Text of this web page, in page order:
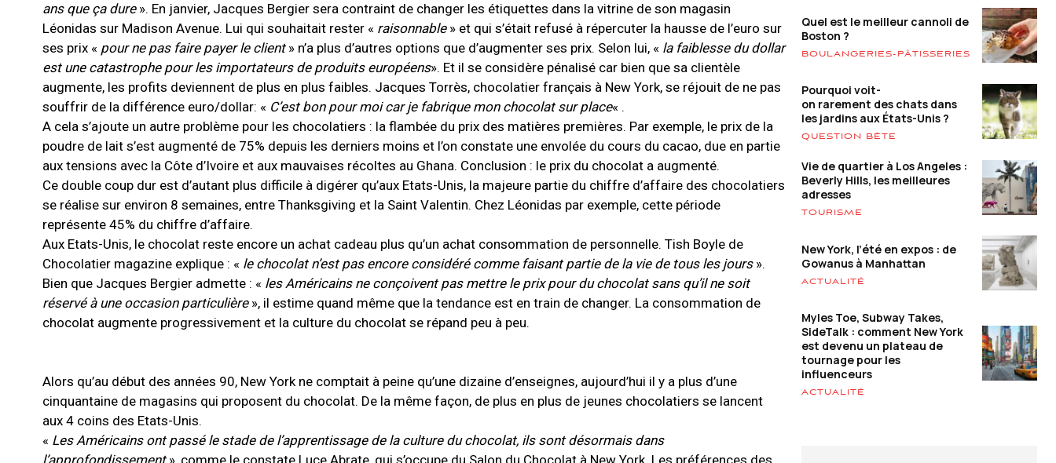
ans que ça dure». En janvier, Jacques Bergier sera contraint de changer les étiquettes dans la vitrine de son magasin
Léonidas sur Madison Avenue. Lui qui souhaitait rester « raisonnable» et qui s’était refusé à répercuter la hausse de l’euro sur
ses prix « pour ne pas faire payer le client» n’a plus d’autres options que d’augmenter ses prix. Selon lui, « la faiblesse du dollar
est une catastrophe pour les importateurs de produits européens». Et il se considère pénalisé car bien que sa clientèle
augmente, les profits deviennent de plus en plus faibles. Jacques Torrès, chocolatier français à New York, se réjouit de ne pas
souffrir de la différence euro/dollar: « C’est bon pour moi car je fabrique mon chocolat sur place« .
A cela s’ajoute un autre problème pour les chocolatiers : la flambée du prix des matières premières. Par exemple, le prix de la
poudre de lait s’est augmenté de 75% depuis les derniers moins et l’on constate une envolée du cours du cacao, due en partie
aux tensions avec la Côte d’Ivoire et aux mauvaises récoltes au Ghana. Conclusion : le prix du chocolat a augmenté.
Ce double coup dur est d’autant plus difficile à digérer qu’aux Etats-Unis, la majeure partie du chiffre d’affaire des chocolatiers
se réalise sur environ 8 semaines, entre Thanksgiving et la Saint Valentin. Chez Léonidas par exemple, cette période
représente 45% du chiffre d’affaire.
Aux Etats-Unis, le chocolat reste encore un achat cadeau plus qu’un achat consommation de personnelle. Tish Boyle de
Chocolatier magazine explique : « le chocolat n’est pas encore considéré comme faisant partie de la vie de tous les jours».
Bien que Jacques Bergier admette : « les Américains ne conçoivent pas mettre le prix pour du chocolat sans qu’il ne soit
réservé à une occasion particulière», il estime quand même que la tendance est en train de changer. La consommation de
chocolat augmente progressivement et la culture du chocolat se répand peu à peu.
Alors qu’au début des années 90, New York ne comptait à peine qu’une dizaine d’enseignes, aujourd’hui il y a plus d’une
cinquantaine de magasins qui proposent du chocolat. De la même façon, de plus en plus de jeunes chocolatiers se lancent
aux 4 coins des Etats-Unis.
« Les Américains ont passé le stade de l’apprentissage de la culture du chocolat, ils sont désormais dans
Quel est le meilleur cannoli de
Boston ?
BOULANGERIES-PÂTISSERIES
Pourquoi voit-
on rarement des chats dans
les jardins aux États-Unis ?
QUESTION BÊTE
Vie de quartier à Los Angeles :
Beverly Hills, les meilleures
adresses
TOURISME
New York, l’été en expos : de
Gowanus à Manhattan
ACTUALITÉ
Myles Toe, Subway Takes,
SideTalk : comment New York
est devenu un plateau de
tournage pour les
influenceurs
ACTUALITÉ